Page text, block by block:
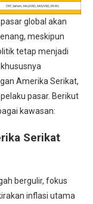
global akan
meskipun
tetap menjadi
Amerika Serikat,
pasar. Berikut
kawasan:
Serikat
bergulir, fokus
inflasi utama